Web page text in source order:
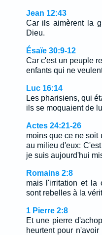
Jean 12:43
Car ils aimèrent la
Dieu.
Ésaïe 30:9-12
Car c'est un peuple
enfants qui ne
Luc 16:14
Les pharisiens, qui
ils se moquaient de
Actes 24:21-26
moins que ce ne soit
au milieu d'eux:
je suis aujourd'hui
Romains 2:8
mais l'irritation et la
sont rebelles à la
1 Pierre 2:8
Et une pierre
heurtent pour